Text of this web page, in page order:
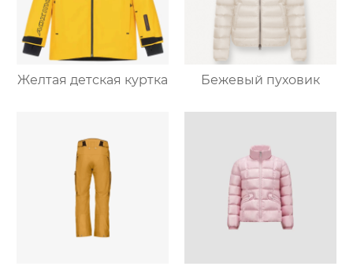
Желтая детская куртка Бежевый пуховик